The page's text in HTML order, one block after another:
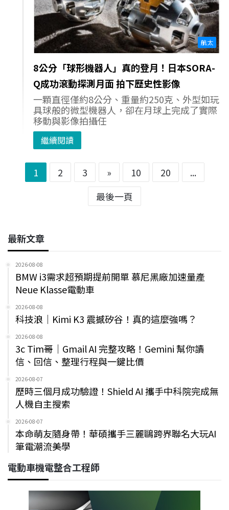
航太
8公分「球形機器人」真的登月！日本SORA-
Q成功滾動探測月面 拍下歷史性影像
一顆直徑僅約8公分、重量約250克、外型如玩
具球般的微型機器人，卻在月球上完成了實際
移動與影像拍攝任
繼續閱讀
1 2 3 » 10 20
...
最後一頁
最新文章
2026-08-08
BMW i3需求超預期提前開單 慕尼黑廠加速量產
Neue Klasse電動車
2026-08-08
科技浪｜Kimi K3 震撼矽谷！真的這麼強嗎？
2026-08-08
3c Tim哥｜Gmail AI 完整攻略！Gemini 幫你讀
信、回信、整理行程與一鍵比價
2026-08-07
歷時三個月成功驗證！Shield AI 攜手中科院完成無
人機自主搜索
2026-08-07
本命萌友隨身帶！華碩攜手三麗鷗跨界聯名大玩AI
筆電潮流美學
電動車機電整合工程師